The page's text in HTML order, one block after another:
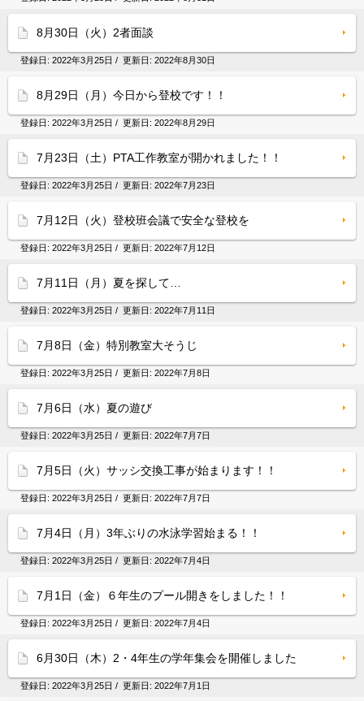
8月30日（火）2者面談
登録日: 2022年3月25日 / 更新日: 2022年8月30日
8月29日（月）今日から登校です！！
登録日: 2022年3月25日 / 更新日: 2022年8月29日
7月23日（土）PTA工作教室が開かれました！！
登録日: 2022年3月25日 / 更新日: 2022年7月23日
7月12日（火）登校班会議で安全な登校を
登録日: 2022年3月25日 / 更新日: 2022年7月12日
7月11日（月）夏を探して…
登録日: 2022年3月25日 / 更新日: 2022年7月11日
7月8日（金）特別教室大そうじ
登録日: 2022年3月25日 / 更新日: 2022年7月8日
7月6日（水）夏の遊び
登録日: 2022年3月25日 / 更新日: 2022年7月7日
7月5日（火）サッシ交換工事が始まります！！
登録日: 2022年3月25日 / 更新日: 2022年7月7日
7月4日（月）3年ぶりの水泳学習始まる！！
登録日: 2022年3月25日 / 更新日: 2022年7月4日
7月1日（金）６年生のプール開きをしました！！
登録日: 2022年3月25日 / 更新日: 2022年7月4日
6月30日（木）2・4年生の学年集会を開催しました
登録日: 2022年3月25日 / 更新日: 2022年7月1日